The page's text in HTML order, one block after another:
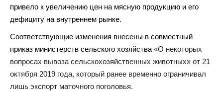
привело к увеличению цен на мясную продукцию и его
дефициту на внутреннем рынке.
Соответствующие изменения внесены в совместный
приказ министерств сельского хозяйства «О некоторых
вопросах вывоза сельскохозяйственных животных» от 21
октября 2019 года, который ранее временно ограничивал
лишь экспорт маточного поголовья.